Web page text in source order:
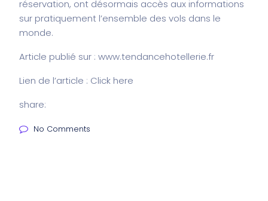
réservation, ont désormais accès aux informations
sur pratiquement l’ensemble des vols dans le
monde.
Article publié sur : www.tendancehotellerie.fr
Lien de l’article : Click here
share:
No Comments